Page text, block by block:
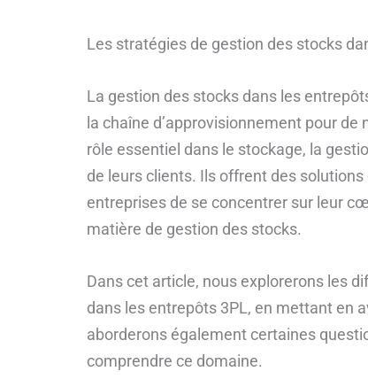
Les stratégies de gestion des stocks
La gestion des stocks dans les
la chaîne d’approvisionnement pour
rôle essentiel dans le stockage, la
de leurs clients. Ils offrent des
entreprises de se concentrer sur leur
matière de gestion des stocks.
Dans cet article, nous explorerons les
dans les entrepôts 3PL, en mettant en
aborderons également certaines
comprendre ce domaine.